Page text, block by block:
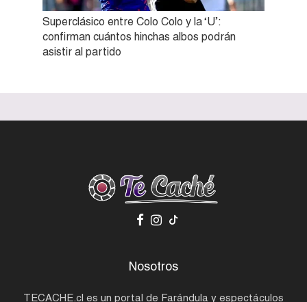
Superclásico entre Colo Colo y la ‘U’:
confirman cuántos hinchas albos podrán
asistir al partido
Nosotros
TECACHE.cl es un portal de Farándula y espectáculos